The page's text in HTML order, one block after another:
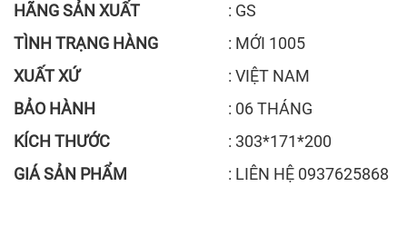
HÃNG SẢN XUẤT
: GS
TÌNH TRẠNG HÀNG
: MỚI 1005
XUẤT XỨ
: VIỆT NAM
BẢO HÀNH
: 06 THÁNG
KÍCH THƯỚC
: 303*171*200
GIÁ SẢN PHẨM
: LIÊN HỆ 0937625868